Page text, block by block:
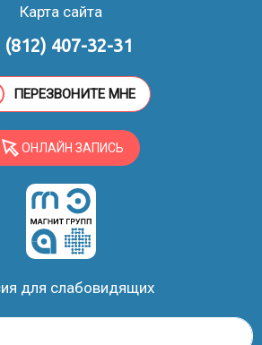
Карта сайта
(812) 407-32-31
ПЕРЕЗВОНИТЕ МНЕ
ОНЛАЙН ЗАПИСЬ
для слабовидящих